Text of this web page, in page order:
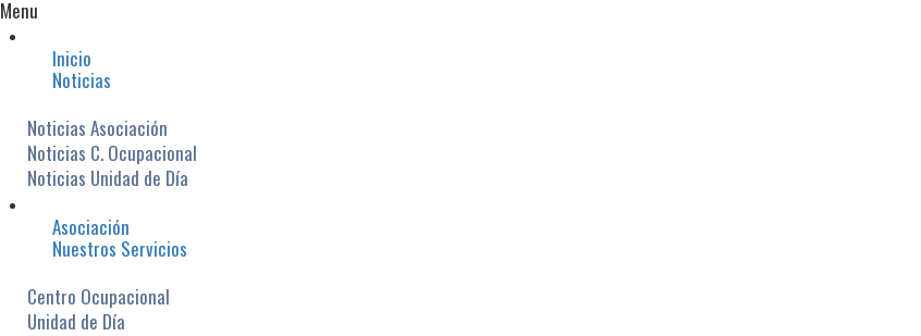
Menu
Inicio
Noticias
Noticias Asociación
Noticias C. Ocupacional
Noticias Unidad de Día
Asociación
Nuestros Servicios
Centro Ocupacional
Unidad de Día